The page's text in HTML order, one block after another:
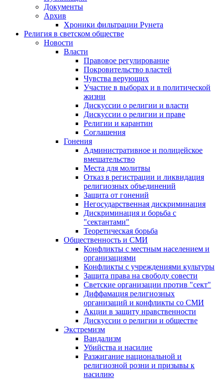
Документы
Архив
Хроники фильтрации Рунета
Религия в светском обществе
Новости
Власти
Правовое регулирование
Покровительство властей
Чувства верующих
Участие в выборах и в политической
жизни
Дискуссии о религии и власти
Дискуссии о религии и праве
Религии и карантин
Соглашения
Гонения
Административное и полицейское
вмешательство
Места для молитвы
Отказ в регистрации и ликвидация
религиозных объединений
Защита от гонений
Негосударственная дискриминация
Дискриминация и борьба с
"сектантами"
Теоретическая борьба
Общественность и СМИ
Конфликты с местным населением и
организациями
Конфликты с учреждениями культуры
Защита права на свободу совести
Светские организации против "сект"
Диффамация религиозных
организаций и конфликты со СМИ
Акции в защиту нравственности
Дискуссии о религии и обществе
Экстремизм
Вандализм
Убийства и насилие
Разжигание национальной и
религиозной розни и призывы к
насилию